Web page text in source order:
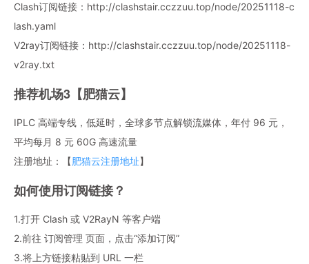
Clash订阅链接：http://clashstair.cczzuu.top/node/20251118-c
lash.yaml
V2ray订阅链接：http://clashstair.cczzuu.top/node/20251118-
v2ray.txt
推荐机场3【肥猫云】
IPLC 高端专线，低延时，全球多节点解锁流媒体，年付 96 元，
平均每月 8 元 60G 高速流量
注册地址：【肥猫云注册地址】
如何使用订阅链接？
1.打开 Clash 或 V2RayN 等客户端
2.前往 订阅管理 页面，点击“添加订阅”
3.将上方链接粘贴到 URL 一栏